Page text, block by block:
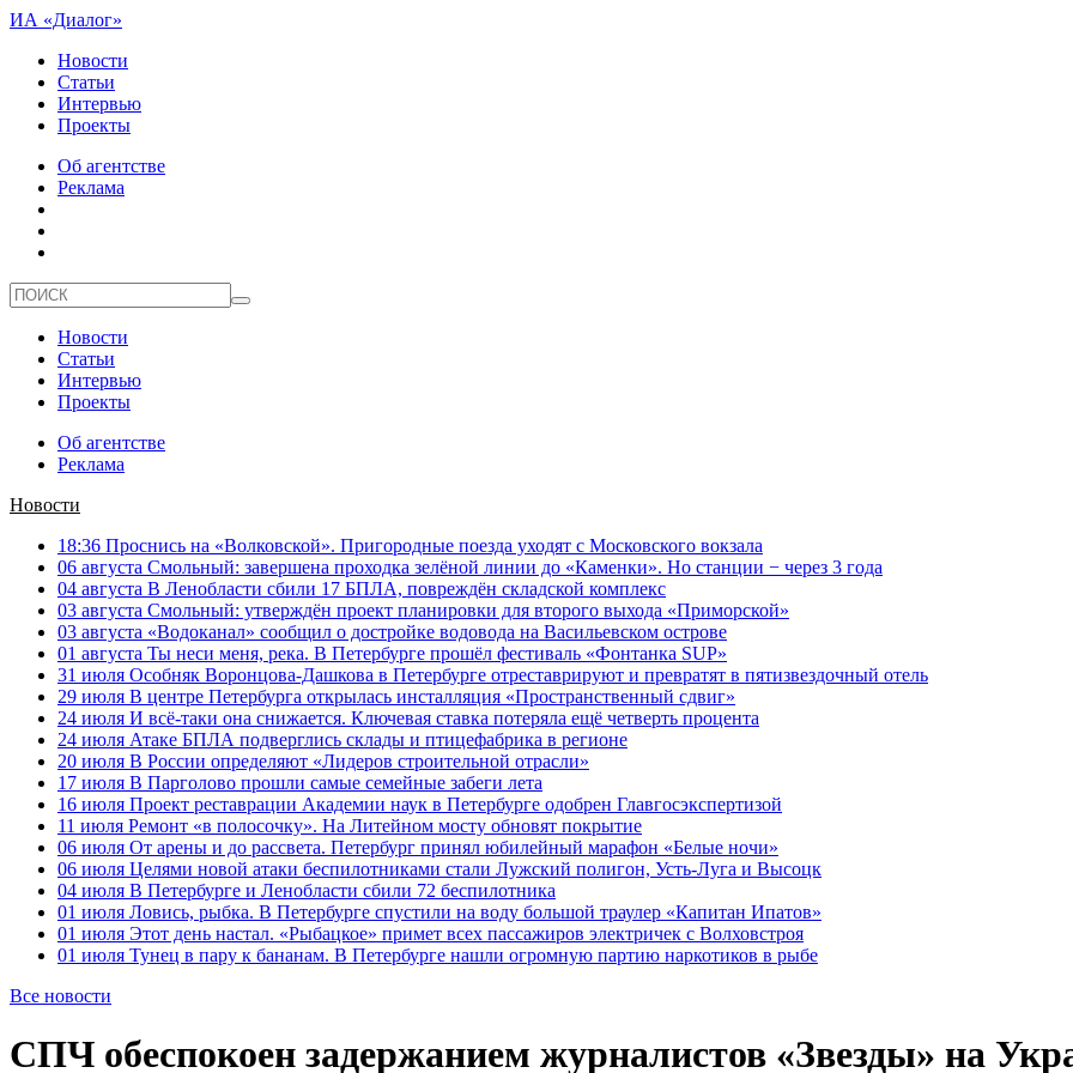
ИА «Диалог»
Новости
Статьи
Интервью
Проекты
Об агентстве
Реклама
Новости
Статьи
Интервью
Проекты
Об агентстве
Реклама
Новости
18:36 Проснись на «Волковской». Пригородные поезда уходят с Московского вокзала
06 августа Смольный: завершена проходка зелёной линии до «Каменки». Но станции − через 3 года
04 августа В Ленобласти сбили 17 БПЛА, повреждён складской комплекс
03 августа Смольный: утверждён проект планировки для второго выхода «Приморской»
03 августа «Водоканал» сообщил о достройке водовода на Васильевском острове
01 августа Ты неси меня, река. В Петербурге прошёл фестиваль «Фонтанка SUP»
31 июля Особняк Воронцова-Дашкова в Петербурге отреставрируют и превратят в пятизвездочный отель
29 июля В центре Петербурга открылась инсталляция «Пространственный сдвиг»
24 июля И всё-таки она снижается. Ключевая ставка потеряла ещё четверть процента
24 июля Атаке БПЛА подверглись склады и птицефабрика в регионе
20 июля В России определяют «Лидеров строительной отрасли»
17 июля В Парголово прошли самые семейные забеги лета
16 июля Проект реставрации Академии наук в Петербурге одобрен Главгосэкспертизой
11 июля Ремонт «в полосочку». На Литейном мосту обновят покрытие
06 июля От арены и до рассвета. Петербург принял юбилейный марафон «Белые ночи»
06 июля Целями новой атаки беспилотниками стали Лужский полигон, Усть-Луга и Высоцк
04 июля В Петербурге и Ленобласти сбили 72 беспилотника
01 июля Ловись, рыбка. В Петербурге спустили на воду большой траулер «Капитан Ипатов»
01 июля Этот день настал. «Рыбацкое» примет всех пассажиров электричек с Волховстроя
01 июля Тунец в пару к бананам. В Петербурге нашли огромную партию наркотиков в рыбе
Все новости
СПЧ обеспокоен задержанием журналистов «Звезды» на